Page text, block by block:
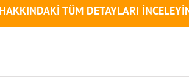
TÜM DETAYLARI